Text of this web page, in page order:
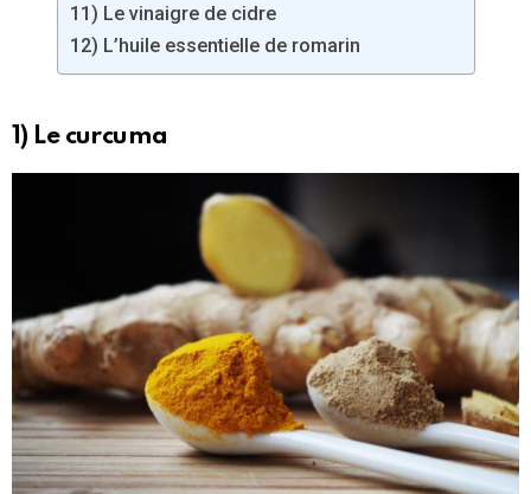
11) Le vinaigre de cidre
12) L’huile essentielle de romarin
1) Le curcuma